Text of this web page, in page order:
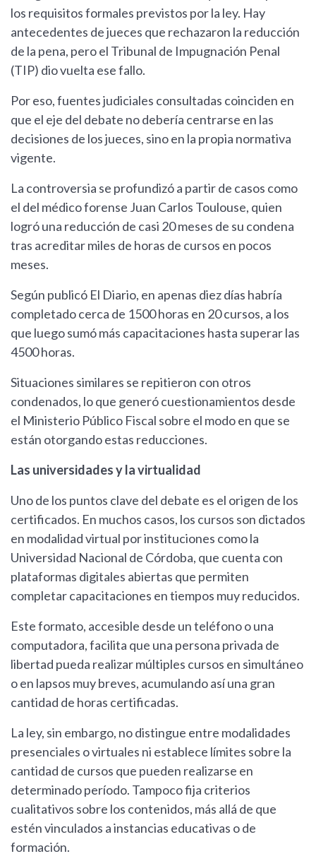
los requisitos formales previstos por la ley. Hay
antecedentes de jueces que rechazaron la reducción
de la pena, pero el Tribunal de Impugnación Penal
(TIP) dio vuelta ese fallo.
Por eso, fuentes judiciales consultadas coinciden en
que el eje del debate no debería centrarse en las
decisiones de los jueces, sino en la propia normativa
vigente.
La controversia se profundizó a partir de casos como
el del médico forense Juan Carlos Toulouse, quien
logró una reducción de casi 20 meses de su condena
tras acreditar miles de horas de cursos en pocos
meses.
Según publicó El Diario, en apenas diez días habría
completado cerca de 1500 horas en 20 cursos, a los
que luego sumó más capacitaciones hasta superar las
4500 horas.
Situaciones similares se repitieron con otros
condenados, lo que generó cuestionamientos desde
el Ministerio Público Fiscal sobre el modo en que se
están otorgando estas reducciones.
Las universidades y la virtualidad
Uno de los puntos clave del debate es el origen de los
certificados. En muchos casos, los cursos son dictados
en modalidad virtual por instituciones como la
Universidad Nacional de Córdoba, que cuenta con
plataformas digitales abiertas que permiten
completar capacitaciones en tiempos muy reducidos.
Este formato, accesible desde un teléfono o una
computadora, facilita que una persona privada de
libertad pueda realizar múltiples cursos en simultáneo
o en lapsos muy breves, acumulando así una gran
cantidad de horas certificadas.
La ley, sin embargo, no distingue entre modalidades
presenciales o virtuales ni establece límites sobre la
cantidad de cursos que pueden realizarse en
determinado período. Tampoco fija criterios
cualitativos sobre los contenidos, más allá de que
estén vinculados a instancias educativas o de
formación.